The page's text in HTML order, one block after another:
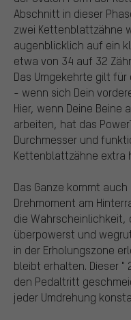
Abschnitt in dieser
zwei Kettenblattzähne
augenblicklich auf ein
etwa von 34 auf 32
Das Umgekehrte gilt
- wenn sich Dein
Hier, wenn Deine
arbeiten, hat das
Durchmesser und
Kettenblattzähne
Das Ganze kommt
Drehmoment am
die Wahrscheinlichkeit,
überpowerst und
in der Erholungszone
bleibt erhalten. Dieser
den Pedaltritt
jeder Umdrehung